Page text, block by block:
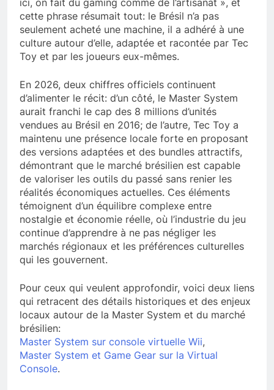
ici, on fait du gaming comme de l’artisanat », et
cette phrase résumait tout: le Brésil n’a pas
seulement acheté une machine, il a adhéré à une
culture autour d’elle, adaptée et racontée par Tec
Toy et par les joueurs eux-mêmes.
En 2026, deux chiffres officiels continuent
d’alimenter le récit: d’un côté, le Master System
aurait franchi le cap des 8 millions d’unités
vendues au Brésil en 2016; de l’autre, Tec Toy a
maintenu une présence locale forte en proposant
des versions adaptées et des bundles attractifs,
démontrant que le marché brésilien est capable
de valoriser les outils du passé sans renier les
réalités économiques actuelles. Ces éléments
témoignent d’un équilibre complexe entre
nostalgie et économie réelle, où l’industrie du jeu
continue d’apprendre à ne pas négliger les
marchés régionaux et les préférences culturelles
qui les gouvernent.
Pour ceux qui veulent approfondir, voici deux liens
qui retracent des détails historiques et des enjeux
locaux autour de la Master System et du marché
brésilien:
Master System sur console virtuelle Wii,
Master System et Game Gear sur la Virtual
Console.